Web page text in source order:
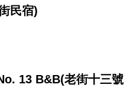
民宿)
13 B&B(老街十三號